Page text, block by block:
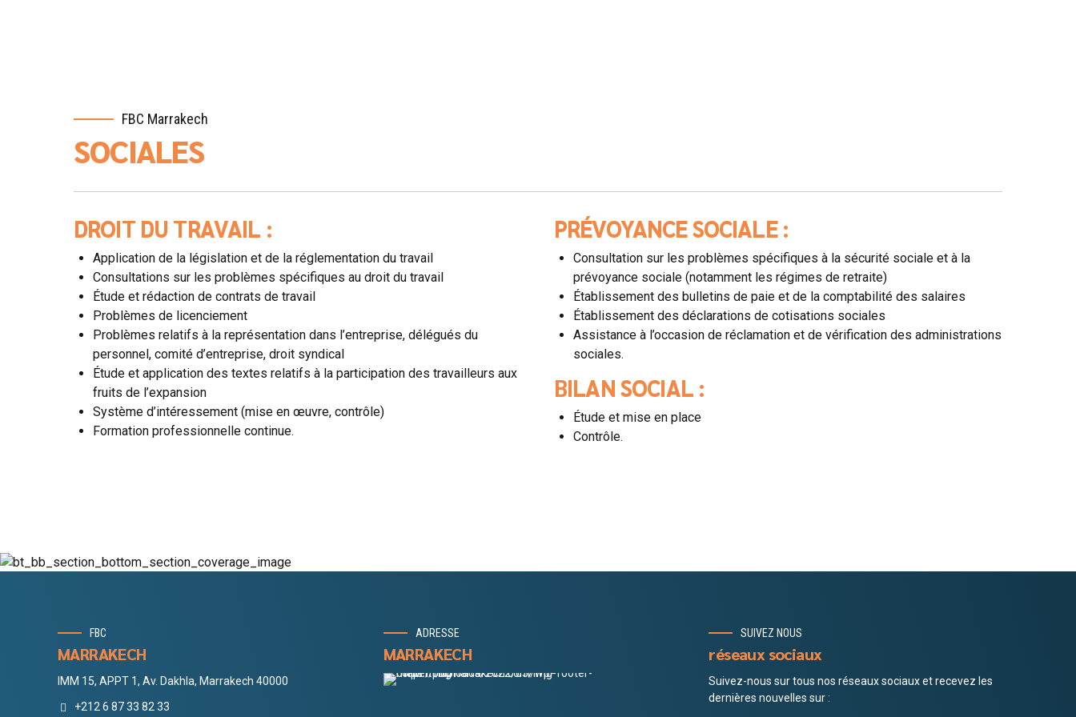
FBC Marrakech
SOCIALES
DROIT DU TRAVAIL :
Application de la législation et de la réglementation du travail
Consultations sur les problèmes spécifiques au droit du travail
Étude et rédaction de contrats de travail
Problèmes de licenciement
Problèmes relatifs à la représentation dans l’entreprise, délégués du
personnel, comité d’entreprise, droit syndical
Étude et application des textes relatifs à la participation des travailleurs aux
fruits de l’expansion
Système d’intéressement (mise en œuvre, contrôle)
Formation professionnelle continue.
PRÉVOYANCE SOCIALE :
Consultation sur les problèmes spécifiques à la sécurité sociale et à la
prévoyance sociale (notamment les régimes de retraite)
Établissement des bulletins de paie et de la comptabilité des salaires
Établissement des déclarations de cotisations sociales
Assistance à l’occasion de réclamation et de vérification des administrations
sociales.
BILAN SOCIAL :
Étude et mise en place
Contrôle.
FBC
MARRAKECH
IMM 15, APPT 1, Av. Dakhla, Marrakech 40000
+212 6 87 33 82 33
ADRESSE
MARRAKECH
SUIVEZ NOUS
réseaux sociaux
Suivez-nous sur tous nos réseaux sociaux et recevez les
dernières nouvelles sur :